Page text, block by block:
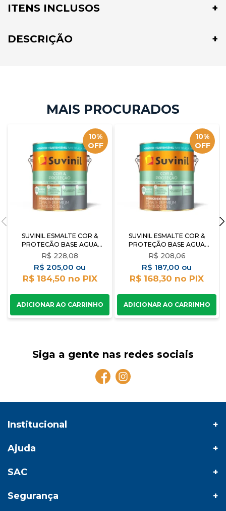
ITENS INCLUSOS
DESCRIÇÃO
10%
OFF
SUVINIL ESMALTE COR &
PROTECÃO BASE AGUA
BRANCO ACETINADO 3.6L
R$ 228,08
R$ 205,00
R$ 184,50
10%
OFF
SUVINIL ESMALTE COR &
PROTEÇÃO BASE AGUA
BRANCO BRILHANTE 3.6L
R$ 208,06
R$ 187,00
R$ 168,30
Siga a gente nas redes sociais
Institucional
Ajuda
SAC
Segurança